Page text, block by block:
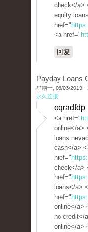
check</a>
equity
href="
<a href="
回复
Payday Loans
星期一, 06/03/2019 -
永久连接
oqradfdp
<a href="
online</a>
loans
cash</a>
href="
check</a>
href="
loans</a>
href="
online</a>
no credit</
online</a>